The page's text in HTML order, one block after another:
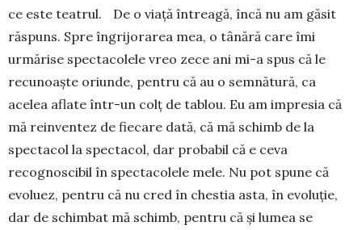
ce este teatrul. De o viață întrea­gă, încă nu am găsit
răspuns. Spre îngrijorarea mea, o tânără care îmi
urmărise spectacolele vreo ze­ce ani mi-a spus că le
recunoaște oriunde, pentru că au o semnătură, ca
acelea aflate într-un colț de tablou. Eu am impresia că
mă rein­ven­tez de fiecare dată, că mă schimb de la
spectacol la spectacol, dar probabil că e ceva
recognoscibil în spectacolele mele. Nu pot spune că
evoluez, pentru că nu cred în chestia asta, în evoluție,
dar de schimbat mă schimb, pentru că și lumea se